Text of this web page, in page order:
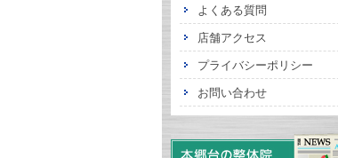
よくある質問
店舗アクセス
プライバシーポリシー
お問い合わせ